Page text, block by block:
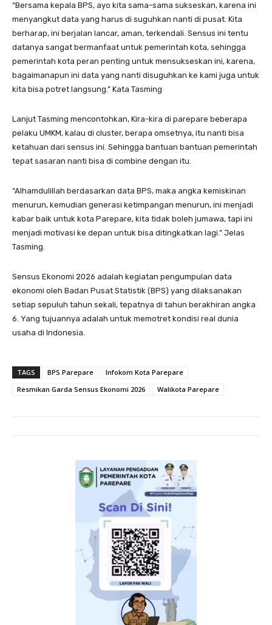
“Bersama kepala BPS, ayo kita sama-sama sukseskan, karena ini
menyangkut data yang harus di suguhkan nanti di pusat. Kita
berharap, ini berjalan lancar, aman, terkendali. Sensus ini tentu
datanya sangat bermanfaat untuk pemerintah kota, sehingga
pemerintah kota peran penting untuk mensukseskan ini, karena,
bagaimanapun ini data yang nanti disuguhkan ke kami juga untuk
kita bisa potret langsung.” Kata Tasming
Lanjut Tasming mencontohkan, Kira-kira di parepare beberapa
pelaku UMKM, kalau di cluster, berapa omsetnya, itu nanti bisa
ketahuan dari sensus ini. Sehingga bantuan bantuan pemerintah
tepat sasaran nanti bisa di combine dengan itu.
“Alhamdulillah berdasarkan data BPS, maka angka kemiskinan
menurun, kemudian generasi ketimpangan menurun, ini menjadi
kabar baik untuk kota Parepare, kita tidak boleh jumawa, tapi ini
menjadi motivasi ke depan untuk bisa ditingkatkan lagi.” Jelas
Tasming.
Sensus Ekonomi 2026 adalah kegiatan pengumpulan data
ekonomi oleh Badan Pusat Statistik (BPS) yang dilaksanakan
setiap sepuluh tahun sekali, tepatnya di tahun berakhiran angka
6. Yang tujuannya adalah untuk memotret kondisi real dunia
usaha di Indonesia.
TAGS BPS Parepare
Infokom Kota Parepare
Resmikan Garda Sensus Ekonomi 2026
Walikota Parepare